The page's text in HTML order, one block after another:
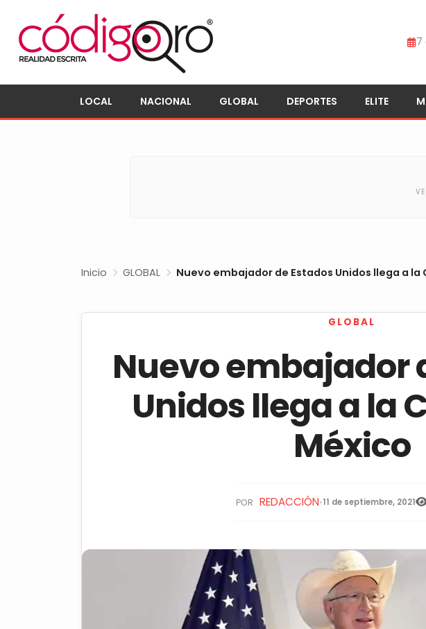
7
LOCAL NACIONAL GLOBAL DEPORTES ELITE
Inicio GLOBAL Nuevo embajador de Estados Unidos llega a la
GLOBAL
Nuevo embajador
Unidos llega a la
México
POR REDACCIÓN•11 de septiembre, 2021